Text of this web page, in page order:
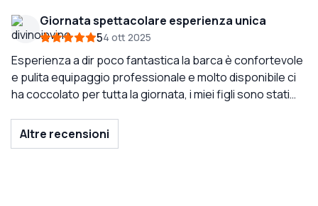
Sicuramente un'esperienza da ripetere! ⭐️ ⭐️⭐️⭐️⭐️⭐️
Giornata spettacolare esperienza unica
54 ott 2025
Esperienza a dir poco fantastica la barca è confortevole
e pulita equipaggio professionale e molto disponibile ci
ha coccolato per tutta la giornata, i miei figli sono stati
anno.
Altre recensioni